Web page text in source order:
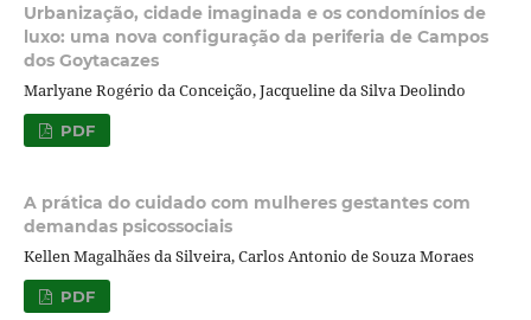
Urbanização, cidade imaginada e os condomínios de
luxo: uma nova configuração da periferia de Campos
dos Goytacazes
Marlyane Rogério da Conceição, Jacqueline da Silva Deolindo
PDF
A prática do cuidado com mulheres gestantes com
demandas psicossociais
Kellen Magalhães da Silveira, Carlos Antonio de Souza Moraes
PDF